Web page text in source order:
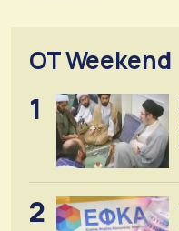
OT Weekend
1
2